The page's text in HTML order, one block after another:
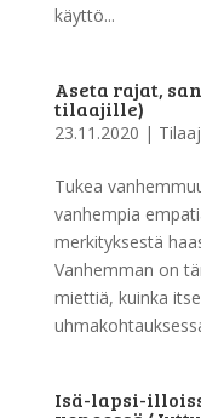
käyttö...
Aseta rajat,
tilaajille)
23.11.2020 |
Tukea
vanhempia
merkityksestä
Vanhemman on
miettiä, kuinka
Isä-lapsi-